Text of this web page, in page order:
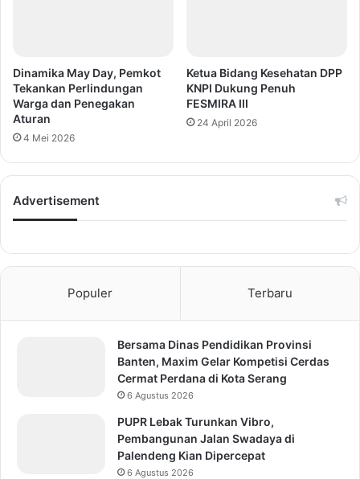
Dinamika May Day, Pemkot
Tekankan Perlindungan
Warga dan Penegakan
Aturan
4 Mei 2026
Ketua Bidang Kesehatan DPP
KNPI Dukung Penuh
FESMIRA III
24 April 2026
Advertisement
Populer Terbaru
Bersama Dinas Pendidikan Provinsi
Banten, Maxim Gelar Kompetisi Cerdas
Cermat Perdana di Kota Serang
6 Agustus 2026
PUPR Lebak Turunkan Vibro,
Pembangunan Jalan Swadaya di
Palendeng Kian Dipercepat
6 Agustus 2026